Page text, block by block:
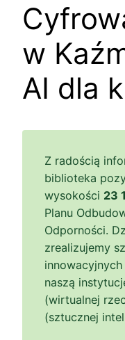
w
AI dla
Z radością
biblioteka
wysokości 23
Planu
Odporności.
zrealizujemy
naszą
(wirtualnej
(sztucznej